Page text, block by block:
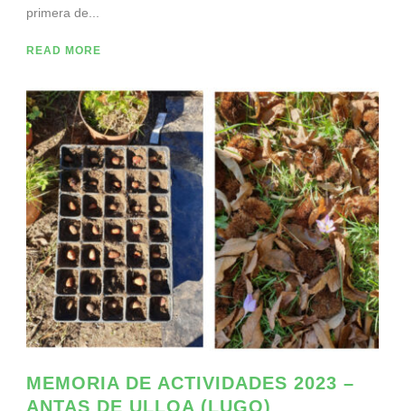
primera de...
READ MORE
MEMORIA DE ACTIVIDADES 2023 –
ANTAS DE ULLOA (LUGO)